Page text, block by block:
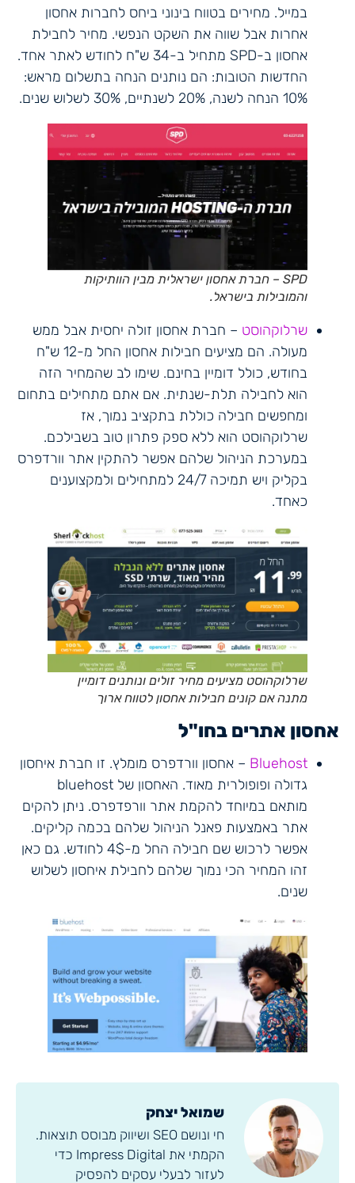
במייל. מחירים בטווח בינוני ביחס לחברות אחסון
אחרות אבל שווה את השקט הנפשי. מחיר לחבילת
אחסון ב-SPD מתחיל ב-34 ש"ח לחודש לאתר אחד.
החדשות הטובות: הם נותנים הנחה בתשלום מראש:
10% הנחה לשנה, 20% לשנתיים, 30% לשלוש שנים.
SPD – חברת אחסון ישראלית מבין הוותיקות
והמובילות בישראל.
שרלוקהוסט – חברת אחסון זולה יחסית אבל ממש
מעולה. הם מציעים חבילות אחסון החל מ-12 ש"ח
בחודש, כולל דומיין בחינם. שימו לב שהמחיר הזה
הוא לחבילה תלת-שנתית. אם אתם מתחילים בתחום
ומחפשים חבילה כוללת בתקציב נמוך, אז
שרלוקהוסט הוא ללא ספק פתרון טוב בשבילכם.
במערכת הניהול שלהם אפשר להתקין אתר וורדפרס
בקליק ויש תמיכה 24/7 למתחילים ולמקצוענים
כאחד.
שרלוקהוסט מציעים מחיר זולים ונותנים דומיין
מתנה אם קונים חבילות אחסון לטווח ארוך
אחסון אתרים בחו"ל
Bluehost – אחסון וורדפרס מומלץ. זו חברת איחסון
גדולה ופופולרית מאוד. האחסון של bluehost
מותאם במיוחד להקמת אתר וורפדפרס. ניתן להקים
אתר באמצעות פאנל הניהול שלהם בכמה קליקים.
אפשר לרכוש שם חבילה החל מ-4$ לחודש. גם כאן
זהו המחיר הכי נמוך שלהם לחבילת איחסון לשלוש
שנים.
שמואל יצחק
חי ונושם SEO ושיווק מבוסס תוצאות.
הקמתי את Impress Digital כדי
לעזור לבעלי עסקים להפסיק